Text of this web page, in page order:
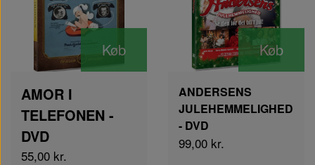
Køb
AMOR I
TELEFONEN -
DVD
55,00 kr.
Køb
ANDERSENS
JULEHEMMELIGHED
- DVD
99,00 kr.